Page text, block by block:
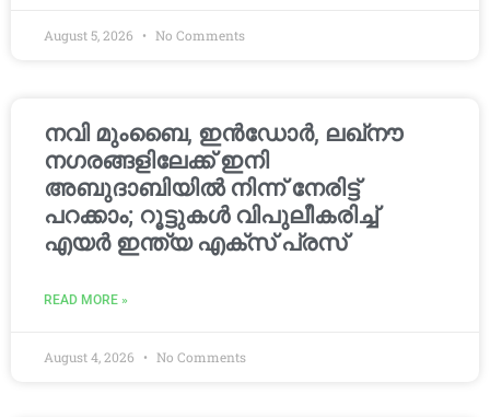
August 5, 2026 No Comments
നവി മുംബൈ, ഇൻഡോർ, ലഖ്നൗ
നഗരങ്ങളിലേക്ക് ഇനി
അബുദാബിയിൽ നിന്ന് നേരിട്ട്
പറക്കാം; റൂട്ടുകൾ വിപുലീകരിച്ച്
എയർ ഇന്ത്യ എക്സ് പ്രസ്
READ MORE »
August 4, 2026 No Comments